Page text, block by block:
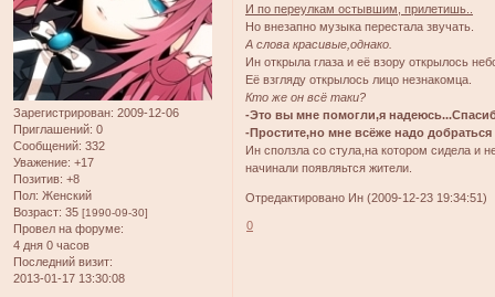
Зарегистрирован: 2009-12-06
Приглашений: 0
Сообщений: 332
Уважение: +17
Позитив: +8
Пол: Женский
Возраст: 35 [1990-09-30]
Провел на форуме:
4 дня 0 часов
Последний визит:
2013-01-17 13:30:08
И по переулкам остывшим, прилетишь..
Но внезапно музыка перестала звучать.
А слова красивые,однако.
Ин открыла глаза и её взору открылось
Её взгляду открылось лицо незнакомца.
Кто же он всё таки?
-Это вы мне помогли,я
-Простите,но мне всёже надо
Ин сползла со стула,на котором сидела и
начинали появляьтся жители.
Отредактировано Ин (2009-12-23 19:34:51)
0